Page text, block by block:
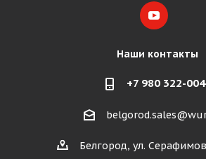
Наши контакты
+7 980 322-
Белгород, ул.